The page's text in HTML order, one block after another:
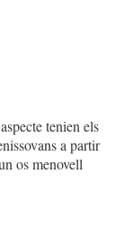
tenien els
a partir
os menovell